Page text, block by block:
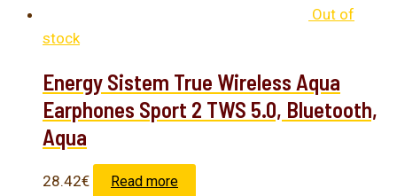
Out of
stock
Energy Sistem True Wireless Aqua
Earphones Sport 2 TWS 5.0, Bluetooth,
Aqua
28.42€ Read more